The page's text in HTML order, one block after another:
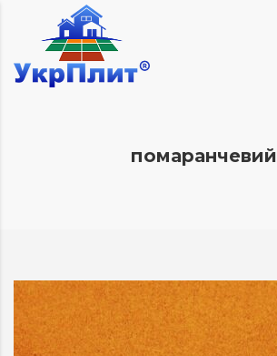
помаранчевий